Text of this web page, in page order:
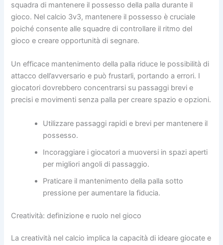
squadra di mantenere il possesso della palla durante il
gioco. Nel calcio 3v3, mantenere il possesso è cruciale
poiché consente alle squadre di controllare il ritmo del
gioco e creare opportunità di segnare.
Un efficace mantenimento della palla riduce le possibilità di
attacco dell’avversario e può frustarli, portando a errori. I
giocatori dovrebbero concentrarsi su passaggi brevi e
precisi e movimenti senza palla per creare spazio e opzioni.
Utilizzare passaggi rapidi e brevi per mantenere il
possesso.
Incoraggiare i giocatori a muoversi in spazi aperti
per migliori angoli di passaggio.
Praticare il mantenimento della palla sotto
pressione per aumentare la fiducia.
Creatività: definizione e ruolo nel gioco
La creatività nel calcio implica la capacità di ideare giocate e